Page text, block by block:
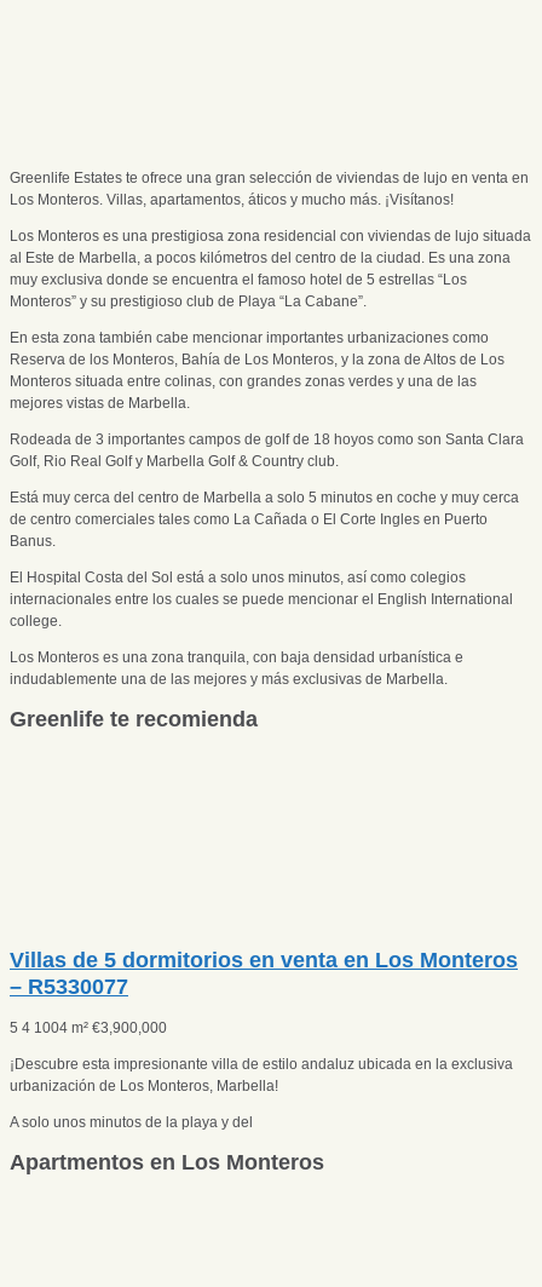
Greenlife Estates te ofrece una gran selección de viviendas de lujo en venta en
Los Monteros. Villas, apartamentos, áticos y mucho más. ¡Visítanos!
Los Monteros es una prestigiosa zona residencial con viviendas de lujo situada
al Este de Marbella, a pocos kilómetros del centro de la ciudad. Es una zona
muy exclusiva donde se encuentra el famoso hotel de 5 estrellas “Los
Monteros” y su prestigioso club de Playa “La Cabane”.
En esta zona también cabe mencionar importantes urbanizaciones como
Reserva de los Monteros, Bahía de Los Monteros, y la zona de Altos de Los
Monteros situada entre colinas, con grandes zonas verdes y una de las
mejores vistas de Marbella.
Rodeada de 3 importantes campos de golf de 18 hoyos como son Santa Clara
Golf, Rio Real Golf y Marbella Golf & Country club.
Está muy cerca del centro de Marbella a solo 5 minutos en coche y muy cerca
de centro comerciales tales como La Cañada o El Corte Ingles en Puerto
Banus.
El Hospital Costa del Sol está a solo unos minutos, así como colegios
internacionales entre los cuales se puede mencionar el English International
college.
Los Monteros es una zona tranquila, con baja densidad urbanística e
indudablemente una de las mejores y más exclusivas de Marbella.
Greenlife te recomienda
Villas de 5 dormitorios en venta en Los Monteros
– R5330077
5 4 1004 m² €3,900,000
¡Descubre esta impresionante villa de estilo andaluz ubicada en la exclusiva
urbanización de Los Monteros, Marbella!
A solo unos minutos de la playa y del
Apartmentos en Los Monteros